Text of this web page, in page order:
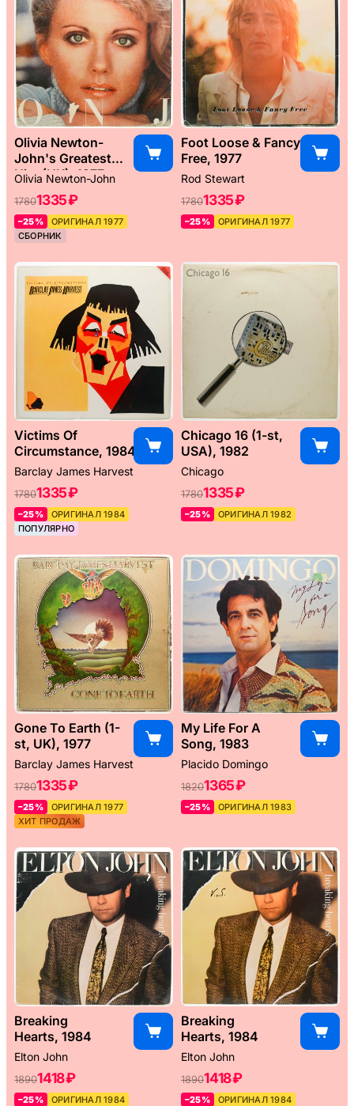
Olivia Newton-
John's Greatest
Hits (UK), 1977
Olivia Newton-John
17801335 ₽
–25%
ОРИГИНАЛ 1977
СБОРНИК
Foot Loose & Fancy
Free, 1977
Rod Stewart
17801335 ₽
–25% ОРИГИНАЛ 1977
Victims Of
Circumstance, 1984
Barclay James Harvest
17801335 ₽
–25%
ОРИГИНАЛ 1984
ПОПУЛЯРНО
Chicago 16 (1-st,
USA), 1982
Chicago
17801335 ₽
–25% ОРИГИНАЛ 1982
Gone To Earth (1-
st, UK), 1977
Barclay James Harvest
17801335 ₽
–25%
ОРИГИНАЛ 1977
ХИТ ПРОДАЖ
My Life For A
Song, 1983
Placido Domingo
18201365 ₽
–25% ОРИГИНАЛ 1983
Breaking
Hearts, 1984
Elton John
18901418 ₽
–25% ОРИГИНАЛ 1984
Breaking
Hearts, 1984
Elton John
18901418 ₽
–25% ОРИГИНАЛ 1984